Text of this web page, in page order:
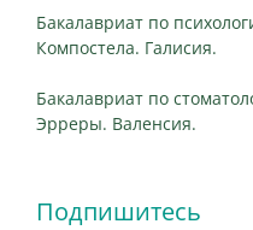
Бакалавриат по
Компостела. Галисия.
Бакалавриат по
Эрреры. Валенсия.
Подпишитесь